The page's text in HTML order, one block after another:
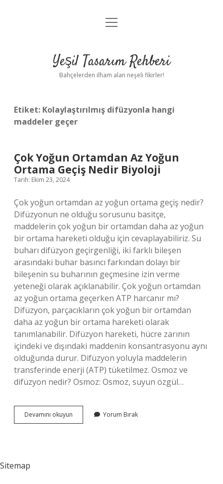
Anasayfa
Yasal Uyarı
menüyü
Yeşil Tasarım Rehberi
Bahçelerden ilham alan neşeli fikirler!
Etiket: Kolaylaştırılmış difüzyonla hangi
maddeler geçer
Çok Yoğun Ortamdan Az Yoğun
Ortama Geçiş Nedir Biyoloji
Tarih: Ekim 23, 2024
Çok yoğun ortamdan az yoğun ortama geçiş nedir?
Difüzyonun ne olduğu sorusunu basitçe,
maddelerin çok yoğun bir ortamdan daha az yoğun
bir ortama hareketi olduğu için cevaplayabiliriz. Su
buharı difüzyon geçirgenliği, iki farklı bileşen
arasındaki buhar basıncı farkından dolayı bir
bileşenin su buharının geçmesine izin verme
yeteneği olarak açıklanabilir. Çok yoğun ortamdan
az yoğun ortama geçerken ATP harcanır mı?
Difüzyon, parçacıkların çok yoğun bir ortamdan
daha az yoğun bir ortama hareketi olarak
tanımlanabilir. Difüzyon hareketi, hücre zarının
içindeki ve dışındaki maddenin konsantrasyonu aynı
olduğunda durur. Difüzyon yoluyla maddelerin
transferinde enerji (ATP) tüketilmez. Osmoz ve
difüzyon nedir? Osmoz: Osmoz, suyun özgül…
Devamını okuyun
Yoğun
Yorum Bırak
Sitemap